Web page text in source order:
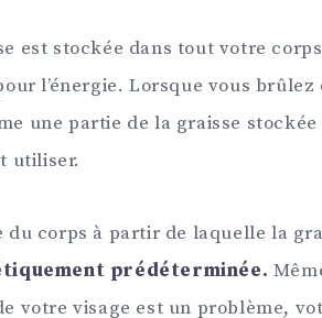
est stockée dans tout votre
l’énergie. Lorsque vous
une partie de la graisse
utiliser.
du corps à partir de laquelle la
prédéterminée.
votre visage est un problème,